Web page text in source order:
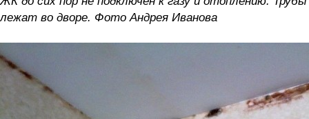
лежат во дворе. Фото Андрея Иванова